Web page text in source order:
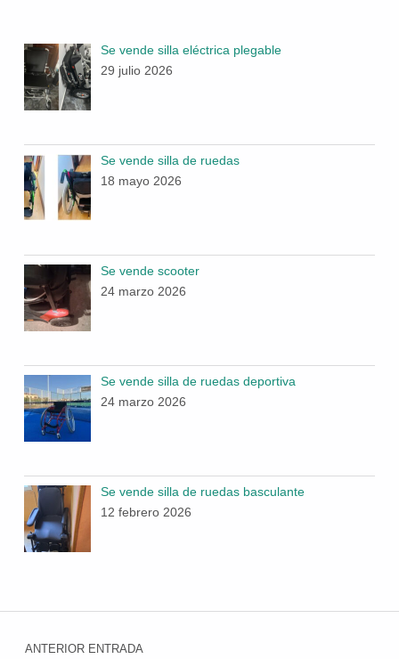
Se vende silla eléctrica plegable
29 julio 2026
Se vende silla de ruedas
18 mayo 2026
Se vende scooter
24 marzo 2026
Se vende silla de ruedas deportiva
24 marzo 2026
Se vende silla de ruedas basculante
12 febrero 2026
Navegación de entradas
ANTERIOR ENTRADA